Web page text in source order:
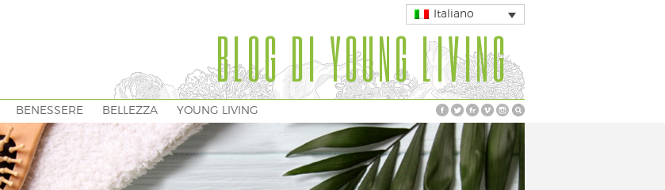
Italiano
BLOG DI YOUNG LIVING
BENESSERE BELLEZZA YOUNG LIVING